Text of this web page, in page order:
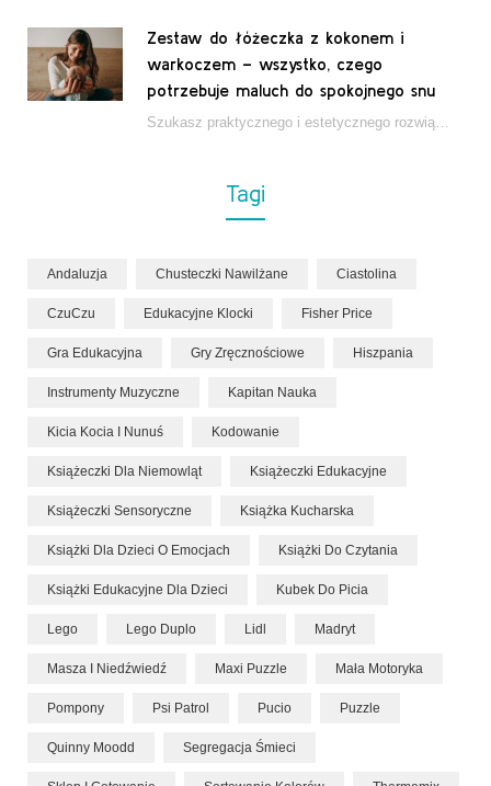
Zestaw do łóżeczka z kokonem i
warkoczem – wszystko, czego
potrzebuje maluch do spokojnego snu
Szukasz praktycznego i estetycznego rozwiązania do łóżeczka niemowlęcia? Zestaw z kokonem i warkoczem zapewnia wygodę,…
Tagi
Andaluzja Chusteczki Nawilżane Ciastolina
CzuCzu Edukacyjne Klocki Fisher Price
Gra Edukacyjna Gry Zręcznościowe Hiszpania
Instrumenty Muzyczne Kapitan Nauka
Kicia Kocia I Nunuś Kodowanie
Książeczki Dla Niemowląt Książeczki Edukacyjne
Książeczki Sensoryczne Książka Kucharska
Książki Dla Dzieci O Emocjach Książki Do Czytania
Książki Edukacyjne Dla Dzieci Kubek Do Picia
Lego Lego Duplo Lidl Madryt
Masza I Niedźwiedź Maxi Puzzle Mała Motoryka
Pompony Psi Patrol Pucio Puzzle
Quinny Moodd Segregacja Śmieci